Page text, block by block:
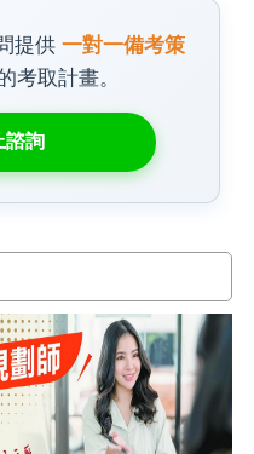
提供 一對一備考策
考取計畫。
諮詢